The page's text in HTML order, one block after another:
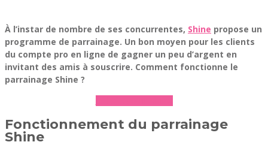
À l’instar de nombre de ses concurrentes, Shine propose un
programme de parrainage. Un bon moyen pour les clients
du compte pro en ligne de gagner un peu d’argent en
invitant des amis à souscrire. Comment fonctionne le
parrainage Shine ?
Fonctionnement du parrainage
Shine